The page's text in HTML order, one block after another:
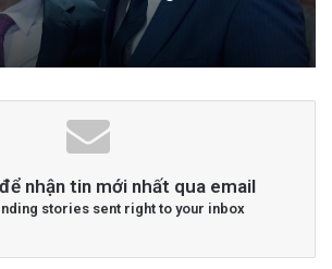
nhận tin mới nhất qua email
stories sent right to your inbox